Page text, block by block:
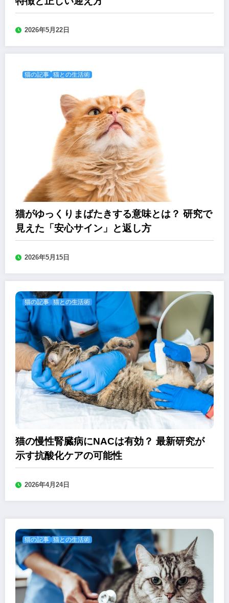
2026年5月22日
猫の記事 猫との生活術
猫がゆっくりまばたきする意味とは？ 研究で
見えた「安心サイン」と返し方
2026年5月15日
猫の記事 猫との生活術
猫の慢性腎臓病にNACは有効？ 最新研究が
示す抗酸化ケアの可能性
2026年4月24日
猫の記事 猫との生活術